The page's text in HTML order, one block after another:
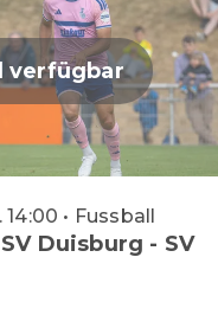
verfügbar
• Fussball
Duisburg - SV